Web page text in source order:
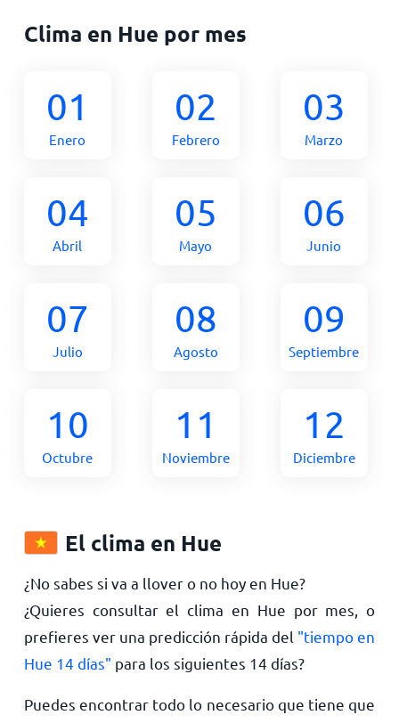
Clima en Hue por mes
01
Enero
02
Febrero
03
Marzo
04
Abril
05
Mayo
06
Junio
07
Julio
08
Agosto
09
Septiembre
10
Octubre
11
Noviembre
12
Diciembre
El clima en Hue
¿No sabes si va a llover o no hoy en Hue?
¿Quieres consultar el clima en Hue por mes, o
prefieres ver una predicción rápida del "tiempo en
Hue 14 días" para los siguientes 14 días?
Puedes encontrar todo lo necesario que tiene que